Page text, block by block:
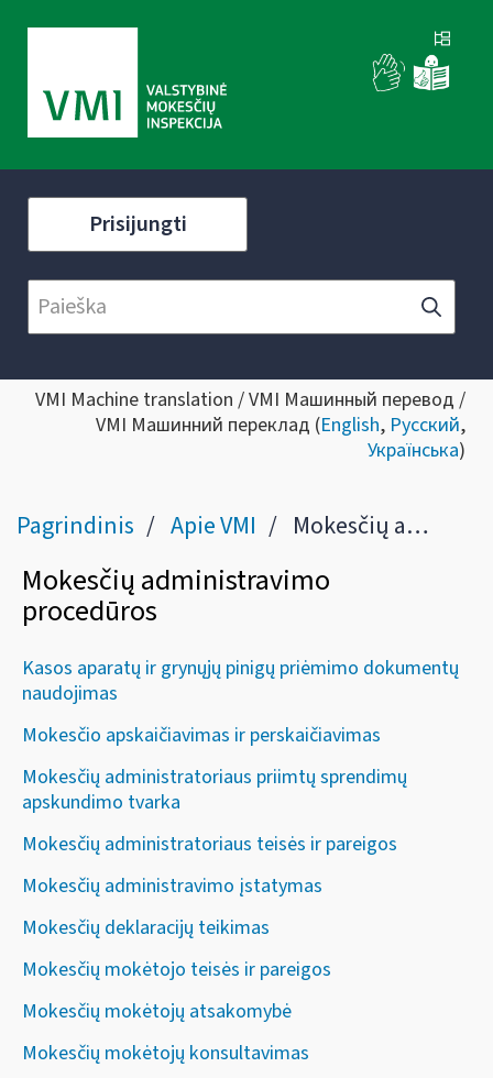
Prisijungti
VMI Machine translation / VMI Машинный перевод /
VMI Машинний переклад (English, Русский,
Українська)
Pagrindinis Apie VMI Mokesčių administravimo procedūros
Mokesčių administravimo
procedūros
Kasos aparatų ir grynųjų pinigų priėmimo dokumentų
naudojimas
Mokesčio apskaičiavimas ir perskaičiavimas
Mokesčių administratoriaus priimtų sprendimų
apskundimo tvarka
Mokesčių administratoriaus teisės ir pareigos
Mokesčių administravimo įstatymas
Mokesčių deklaracijų teikimas
Mokesčių mokėtojo teisės ir pareigos
Mokesčių mokėtojų atsakomybė
Mokesčių mokėtojų konsultavimas